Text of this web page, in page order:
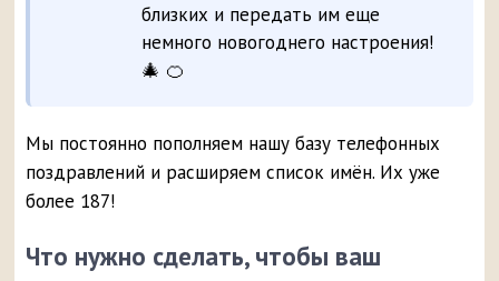
близких и передать им еще
немного новогоднего настроения!
🎄 🍊
Мы постоянно пополняем нашу базу телефонных
поздравлений и расширяем список имён. Их уже
более 187!
Что нужно сделать, чтобы ваш